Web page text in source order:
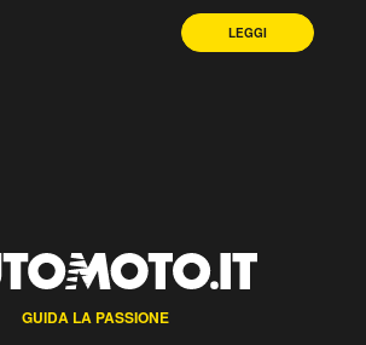
LEGGI
GUIDA LA PASSIONE